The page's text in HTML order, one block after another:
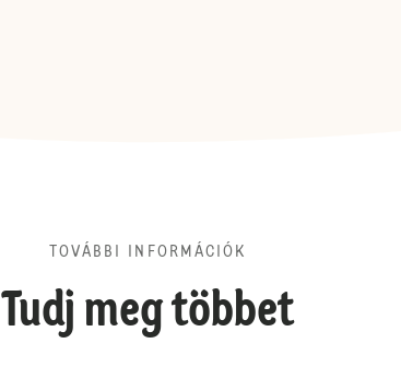
TOVÁBBI INFORMÁCIÓK
Tudj meg többet